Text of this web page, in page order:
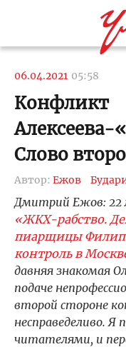
06.04.2021 05:58
Конфликт
Алексеева-
Слово
Автор: Ежов
Дмитрий Ежов: 22
«ЖКХ-рабство.
пиарщицы
контроль в
давняя знакомая
подаче
второй стороне
несправеделиво. Я
читателями, и